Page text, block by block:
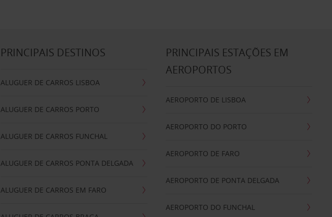
PRINCIPAIS DESTINOS
ALUGUER DE CARROS LISBOA
ALUGUER DE CARROS PORTO
ALUGUER DE CARROS FUNCHAL
ALUGUER DE CARROS PONTA DELGADA
ALUGUER DE CARROS EM FARO
PRINCIPAIS ESTAÇÕES EM
AEROPORTOS
AEROPORTO DE LISBOA
AEROPORTO DO PORTO
AEROPORTO DE FARO
AEROPORTO DE PONTA DELGADA
AEROPORTO DO FUNCHAL